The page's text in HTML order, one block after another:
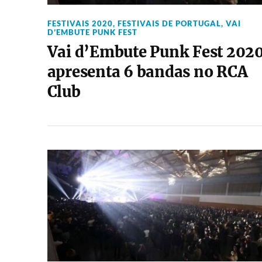
FESTIVAIS 2020, FESTIVAIS DE PORTUGAL, VAI
D’EMBUTE PUNK FEST
Vai d’Embute Punk Fest
apresenta 6 bandas no RCA
Club